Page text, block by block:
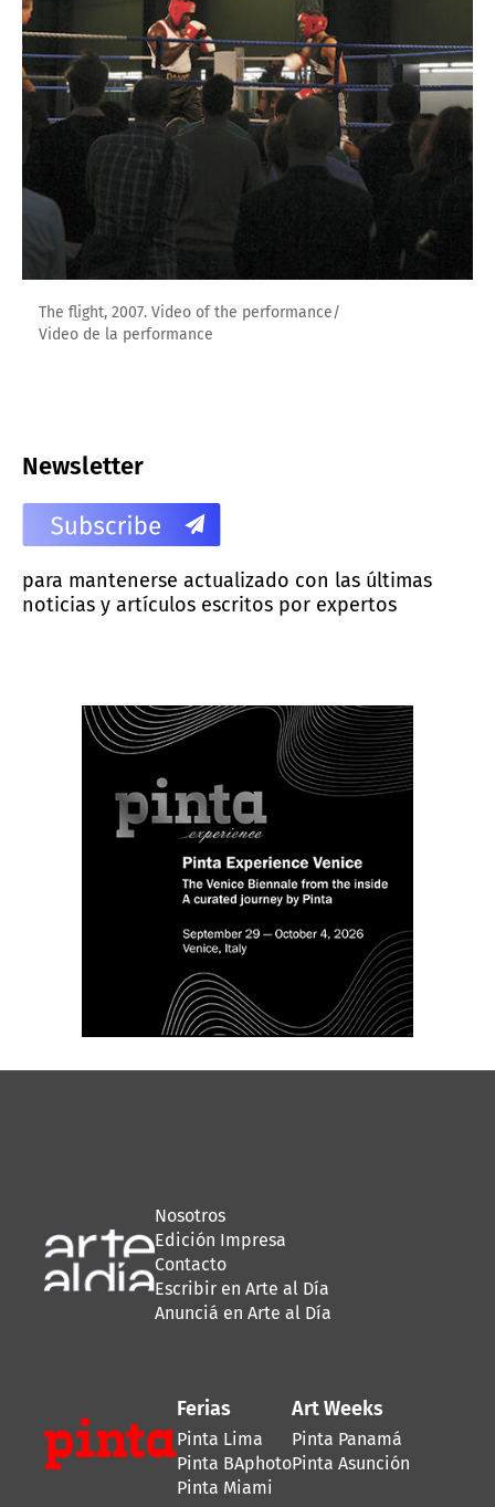
The flight, 2007. Video of the performance/
Video de la performance
Newsletter
para mantenerse actualizado con las últimas
noticias y artículos escritos por expertos
Nosotros
Edición Impresa
Contacto
Escribir en Arte al Día
Anunciá en Arte al Día
Ferias
Pinta Lima
Pinta BAphoto
Pinta Miami
Art Weeks
Pinta Panamá
Pinta Asunción